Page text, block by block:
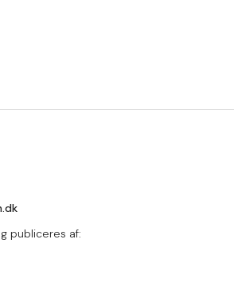
publiceres af: